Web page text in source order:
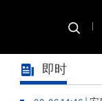
即时